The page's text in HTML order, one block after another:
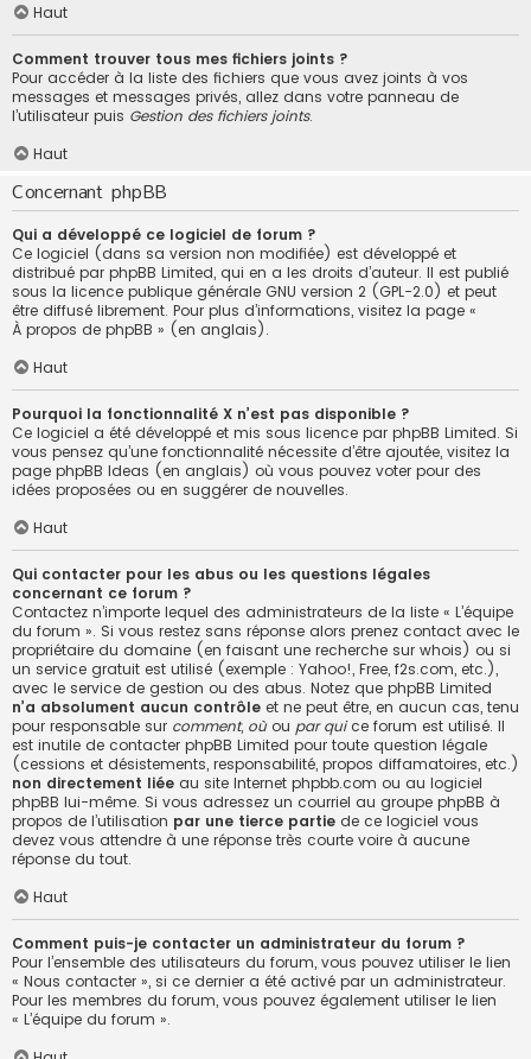
Haut
Comment trouver tous mes fichiers joints ?
Pour accéder à la liste des fichiers que vous avez joints à vos
messages et messages privés, allez dans votre panneau de
l’utilisateur puis Gestion des fichiers joints.
Haut
Concernant phpBB
Qui a développé ce logiciel de forum ?
Ce logiciel (dans sa version non modifiée) est développé et
distribué par phpBB Limited, qui en a les droits d’auteur. Il est publié
sous la licence publique générale GNU version 2 (GPL-2.0) et peut
être diffusé librement. Pour plus d’informations, visitez la page «
À propos de phpBB » (en anglais).
Haut
Pourquoi la fonctionnalité X n’est pas disponible ?
Ce logiciel a été développé et mis sous licence par phpBB Limited. Si
vous pensez qu’une fonctionnalité nécessite d’être ajoutée, visitez la
page phpBB Ideas (en anglais) où vous pouvez voter pour des
idées proposées ou en suggérer de nouvelles.
Haut
Qui contacter pour les abus ou les questions légales
concernant ce forum ?
Contactez n’importe lequel des administrateurs de la liste « L’équipe
du forum ». Si vous restez sans réponse alors prenez contact avec le
propriétaire du domaine (en faisant une recherche sur whois) ou si
un service gratuit est utilisé (exemple : Yahoo!, Free, f2s.com, etc.),
avec le service de gestion ou des abus. Notez que phpBB Limited
n’a absolument aucun contrôle et ne peut être, en aucun cas, tenu
pour responsable sur comment, oùou par quice forum est utilisé. Il
est inutile de contacter phpBB Limited pour toute question légale
(cessions et désistements, responsabilité, propos diffamatoires, etc.)
non directement liée au site Internet phpbb.com ou au logiciel
phpBB lui-même. Si vous adressez un courriel au groupe phpBB à
propos de l’utilisation par une tierce partie de ce logiciel vous
devez vous attendre à une réponse très courte voire à aucune
réponse du tout.
Haut
Comment puis-je contacter un administrateur du forum ?
Pour l’ensemble des utilisateurs du forum, vous pouvez utiliser le lien
« Nous contacter », si ce dernier a été activé par un administrateur.
Pour les membres du forum, vous pouvez également utiliser le lien
« L’équipe du forum ».